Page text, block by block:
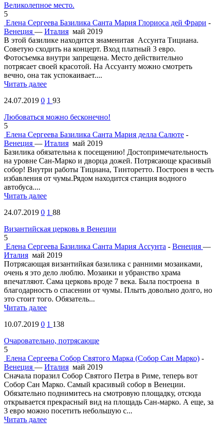
Великолепное место.
5
Елена Сергеева Базилика Санта Мария Глориоса дей Фрари -
Венеция — Италия май 2019
В этой базилике находится знаменитая Ассунта Тициана.
Советую сходить на концерт. Вход платный 3 евро.
Фотосъемка внутри запрещена. Место действительно
потрясает своей красотой. На Ассуанту можно смотреть
вечно, она так успокаивает....
Читать далее
24.07.2019 0 1 93
Любоваться можно бесконечно!
5
Елена Сергеева Базилика Санта Мария делла Салюте -
Венеция — Италия май 2019
Базилика обязательна к посещению! Достопримечательность
на уровне Сан-Марко и дворца дожей. Потрясающе красивый
собор! Внутри работы Тициана, Тинторетто. Построен в честь
избавления от чумы.Рядом находится станция водного
автобуса....
Читать далее
24.07.2019 0 1 88
Византийская церковь в Венеции
5
Елена Сергеева Базилика Санта Мария Ассунта - Венеция —
Италия май 2019
Потрясающая византийкая базилика с ранними мозаиками,
очень я это дело люблю. Мозаики и убранство храма
впечатляют. Сама церковь вроде 7 века. Была построена в
благодарность о спасении от чумы. Плыть довольно долго, но
это стоит того. Обязатель...
Читать далее
10.07.2019 0 1 138
Очаровательно, потрясающе
5
Елена Сергеева Собор Святого Марка (Собор Сан Марко) -
Венеция — Италия май 2019
Сначала поразил Собор Святого Петра в Риме, теперь вот
Собор Сан Марко. Самый красивый собор в Венеции.
Обязательно поднимитесь на смотровую площадку, отсюда
открывается прекрасный вид на площадь Сан-марко. А еще, за
3 евро можно посетить небольшую с...
Читать далее